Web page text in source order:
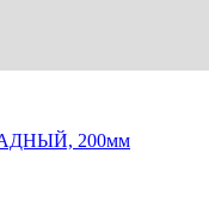
200мм